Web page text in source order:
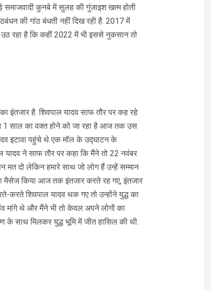
कुनबे में सुलह की गुंजाइश खत्म होती
की गांठ बंधती नहीं दिख रही है. 2017 में
रहा है कि कहीं 2022 में भी इससे नुकसान तो
है. शिवपाल यादव साफ तौर पर कह रहे
1 साल का वक्त होने को जा रहा है आज तक उस
इटावा पहुंचे थे एक मॉल के उद्घाटन के
यादव ने साफ तौर पर कहा कि मैंने तो 22 नवंबर
मत दो लेकिन हमारे साथ जो लोग हैं उन्हें सम्मान
मैसेज किया आज तक इंतजार करते रह गए, इंतजार
शिवपाल यादव थक गए तो उन्होंने युद्ध का
मांगे थे और मैंने भी तो केवल अपने लोगों का
के साथ मिलकर युद्ध भूमि में जीत हासिल की थी.